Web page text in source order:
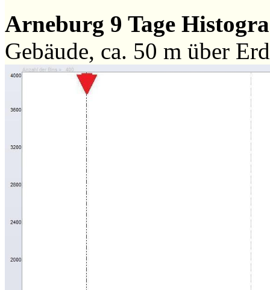
Arneburg 9 Tage
Gebäude, ca. 50 m über